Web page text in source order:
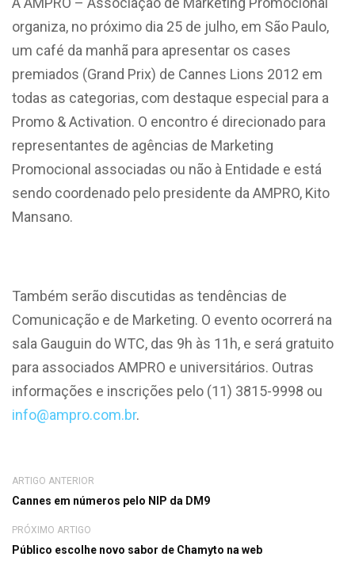
organiza, no próximo dia 25 de julho, em São Paulo,
um café da manhã para apresentar os cases
premiados (Grand Prix) de Cannes Lions 2012 em
todas as categorias, com destaque especial para a
Promo & Activation. O encontro é direcionado para
representantes de agências de Marketing
Promocional associadas ou não à Entidade e está
sendo coordenado pelo presidente da AMPRO, Kito
Mansano.
Também serão discutidas as tendências de
Comunicação e de Marketing. O evento ocorrerá na
sala Gauguin do WTC, das 9h às 11h, e será gratuito
para associados AMPRO e universitários. Outras
informações e inscrições pelo (11) 3815-9998 ou
info@ampro.com.br.
ARTIGO ANTERIOR
Cannes em números pelo NIP da DM9
PRÓXIMO ARTIGO
Público escolhe novo sabor de Chamyto na web